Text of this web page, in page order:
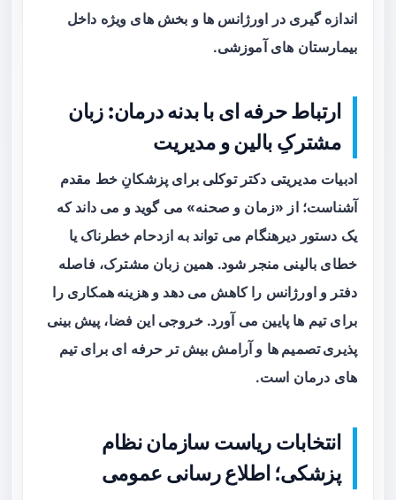
اندازه گیری در اورژانس ها و بخش های ویژه داخل
بیمارستان های آموزشی.
ارتباط حرفه ای با بدنه درمان: زبان
مشترکِ بالین و مدیریت
ادبیات مدیریتی دکتر توکلی برای پزشکانِ خط مقدم
آشناست؛ از «زمان و صحنه» می گوید و می داند که
یک دستور دیرهنگام می تواند به ازدحام خطرناک یا
خطای بالینی منجر شود. همین زبان مشترک، فاصله
دفتر و اورژانس را کاهش می دهد وهزینه همکاری را
برای تیم ها پایین می آورد. خروجی این فضا، پیش بینی
پذیری تصمیم ها و آرامش بیش تر حرفه ای برای تیم
های درمان است.
انتخابات ریاست سازمان نظام
پزشکی؛ اطلاع رسانی عمومی